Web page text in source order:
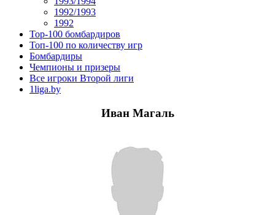
1992/1993
1992
Top-100 бомбардиров
Топ-100 по количеству игр
Бомбардиры
Чемпионы и призеры
Все игроки Второй лиги
1liga.by
Иван Магаль